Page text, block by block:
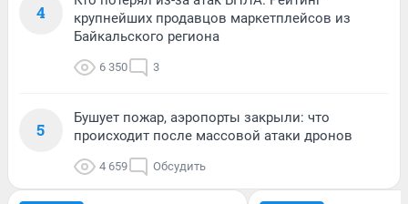
4
крупнейших продавцов маркетплейсов из
Байкальского региона
6 350 3
5
Бушует пожар, аэропорты закрыли: что
происходит после массовой атаки дронов
4 659 Обсудить